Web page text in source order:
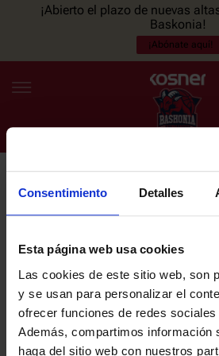
Consentimiento Detalles
Esta página web usa cookies
Las cookies de este sitio web, son
y se usan para personalizar el
ofrecer funciones de redes
Además, compartimos información
haga del sitio web con nuestros
¡Abierto el plazo de nuevas
Baskonia!
¡Abónate aquí!
ES EU
NOTICIAS
NEWSLETTER
últimas noticias y promociones del club.
Email
He leído y acepto laPolítica de